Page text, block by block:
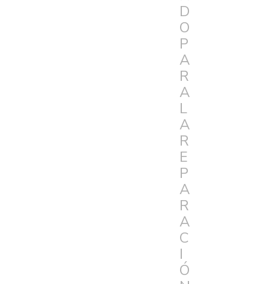
D
O
P
A
R
A
L
A
R
E
P
A
R
A
C
I
Ó